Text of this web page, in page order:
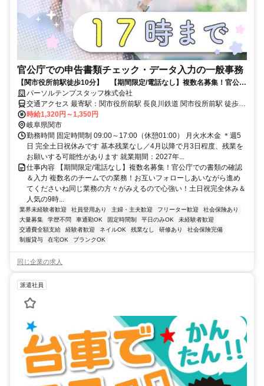
官公庁での申告書類チェック・データ入力の一般事務
【関市役所前駅徒歩10分】 【期間限定/電話なし】複数名募集！官公庁
での書類の確認＆入力
パーソルテンプスタッフ株式会社
交通アクセス 最寄駅：関市役所前駅 長良川鉄道 関市役所前駅 徒歩10
分 ＪＲ東海道本線(熱海－米原) 岐阜駅 車37分 美濃太田駅からもクル
マで25分 車通勤可能 無料駐車場があります
時給1,320円～1,350円
岐阜県関市
勤務時間 固定時間制 09:00～17:00（休憩01:00） 月火水木金 ＊週5
日 完全土日祝休みです 基本残業なし／4月以降で月3日程度、残業を
お願いする可能性があります 就業期間：2027年...
仕事内容 【期間限定/電話なし】複数名募集！官公庁での書類の確認
＆入力 複数名のチームでの業務！お互いフォローしあいながら進め
てくださいね同じ業務の方々がみえるので心強い！土日祝完全休み＆
人気の9時...
業界未経験者歓迎 社員登用あり 主婦・主夫歓迎 フリーター歓迎
社会保険あり
大量募集
学歴不問 車通勤OK 固定時間制 平日のみOK
未経験者歓迎
交通費全額支給
経験者歓迎 ネイルOK 残業なし 研修あり
社会保険完備
制服貸与
在宅OK ブランクOK
同じ企業の求人
派遣社員